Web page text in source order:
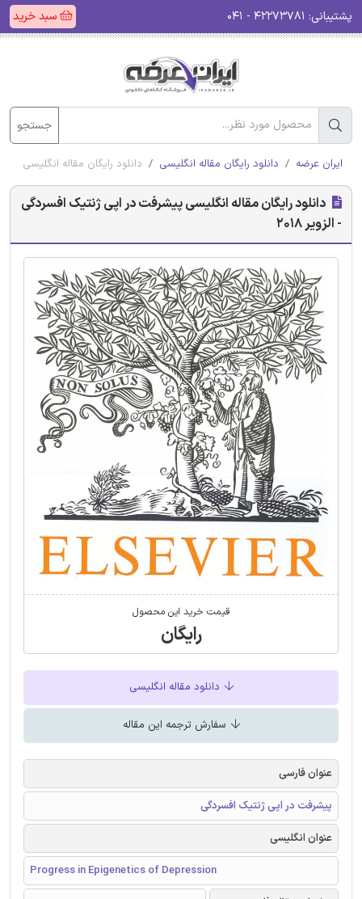
پشتیبانی: سبد خرید
جستجو
ایران عرضه دانلود رایگان مقاله انگلیسی دانلود رایگان مقاله انگلیسی
دانلود رایگان مقاله انگلیسی پیشرفت در اپی ژنتیک افسردگی
- الزویر 2018
قیمت خرید این محصول
رایگان
دانلود مقاله انگلیسی
سفارش ترجمه این مقاله
عنوان فارسی
پیشرفت در اپی ژنتیک افسردگی
عنوان انگلیسی
Progress in Epigenetics of Depression